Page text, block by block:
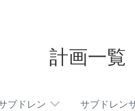
計画一覧
ブドレン サブドレン